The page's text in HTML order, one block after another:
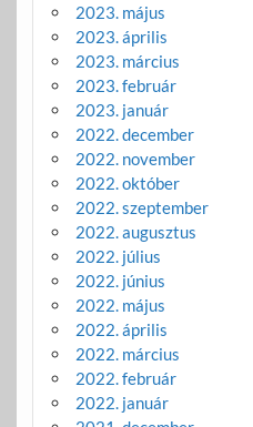
2023. május
2023. április
2023. március
2023. február
2023. január
2022. december
2022. november
2022. október
2022. szeptember
2022. augusztus
2022. július
2022. június
2022. május
2022. április
2022. március
2022. február
2022. január